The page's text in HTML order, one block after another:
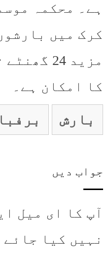
ہے۔ محکمہ
کرک میں
مزید 24
کا امکان ہے۔
بارش
جواب دیں
آپ کا ای میل
نہیں کیا جائے